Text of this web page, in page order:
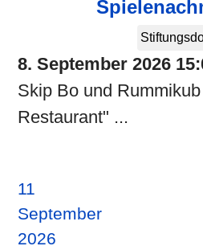
8. September 2026
Skip Bo und
Restaurant" ...
11
September
2026